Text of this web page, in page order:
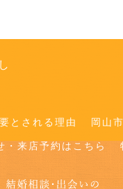
とされる理由 岡山
・来店予約はこちら